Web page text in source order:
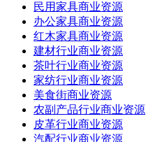
民用家具商业资源
办公家具商业资源
红木家具商业资源
建材行业商业资源
茶叶行业商业资源
家纺行业商业资源
美食街商业资源
农副产品行业商业资源
皮革行业商业资源
汽配行业商业资源